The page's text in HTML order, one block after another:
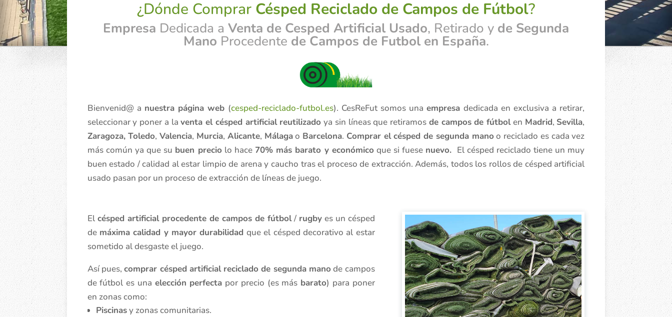
¿Dónde Comprar Césped Reciclado de Campos de Fútbol?
Empresa Dedicada a Venta de Cesped Artificial Usado, Retirado y de Segunda
Mano Procedente de Campos de Futbolen España.
Bienvenid@ a nuestra página web (cesped-reciclado-futbol.es). CesReFut somos unaempresa dedicada en exclusiva a retirar,
seleccionar y poner a laventa el césped artificial reutilizado ya sin líneas que retiramos de campos de fútbolen Madrid, Sevilla,
Zaragoza, Toledo,Valencia, Murcia, Alicante, Málagao Barcelona. Comprar el césped de segunda mano o reciclado es cada vez
más común ya que su buen precio lo hace 70% más barato y económico que si fuese nuevo. El césped reciclado tiene un muy
buen estado / calidad al estar limpio de arena y caucho tras el proceso de extracción. Además, todos los rollos de césped artificial
usado pasan por un proceso de extracción de líneas de juego.
El césped artificial procedente de campos de fútbol/ rugbyes un césped
de máxima calidad y mayor durabilidad que el césped decorativo al estar
sometido al desgaste el juego.
Así pues,comprar césped artificial reciclado de segunda mano de campos
de fútbol es una elección perfecta por precio (es más barato) para poner
en zonas como:
Piscinasy zonas comunitarias.